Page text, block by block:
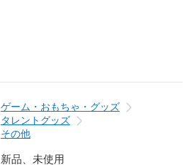
ゲーム・おもちゃ・グッズ
タレントグッズ
その他
新品、未使用